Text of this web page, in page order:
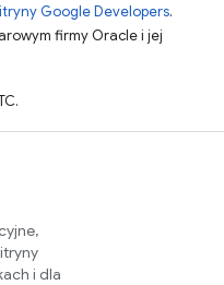
Google Developers.
firmy Oracle i jej
i dla